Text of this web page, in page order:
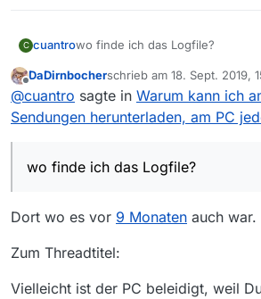
C cuantrowo finde ich das Logfile?
Offline
DaDirnbocherschrieb am 18. Sept. 2019,
zuletzt editiert von
@cuantro sagte in Warum kann ich
Sendungen herunterladen, am PC
wo finde ich das Logfile?
Dort wo es vor 9 Monaten auch war.
Zum Threadtitel:
Vielleicht ist der PC beleidigt, weil